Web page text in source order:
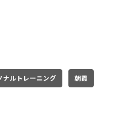
ナルトレーニング 朝霞